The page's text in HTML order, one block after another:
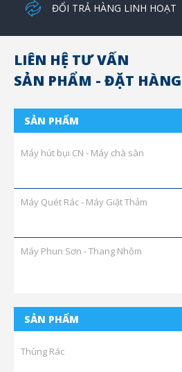
ĐỔI TRẢ HÀNG LINH HOẠT
LIÊN HỆ TƯ VẤN
SẢN PHẨM - ĐẶT HÀNG
SẢN PHẨM
Máy hút bụi CN - Máy chà sàn
Máy Quét Rác - Máy Giặt Thảm
Máy Phun Sơn - Thang Nhôm
SẢN PHẨM
Thùng Rác